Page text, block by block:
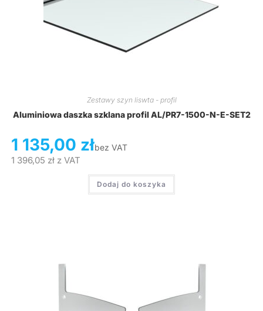
Zestawy szyn liswta - profil
Aluminiowa daszka szklana profil AL/PR7-1500-N-E-SET2
1 135,00 złbez VAT
1 396,05 złz VAT
Dodaj do koszyka